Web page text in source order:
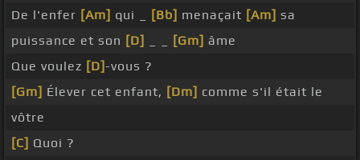
De l'enfer [Am] qui _ [Bb] menaçait [Am] sa
puissance et son [D] [Gm] âme
Que voulez [D]-vous ?
[Gm] Élever cet enfant, [Dm] comme s'il était le
vôtre
[C] Quoi ?